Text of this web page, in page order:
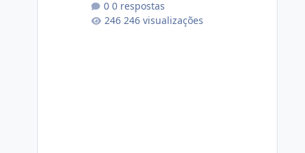
suas atividades ou reduzir sua
operação. Se você possui clientes
0 respostas
246 visualizações